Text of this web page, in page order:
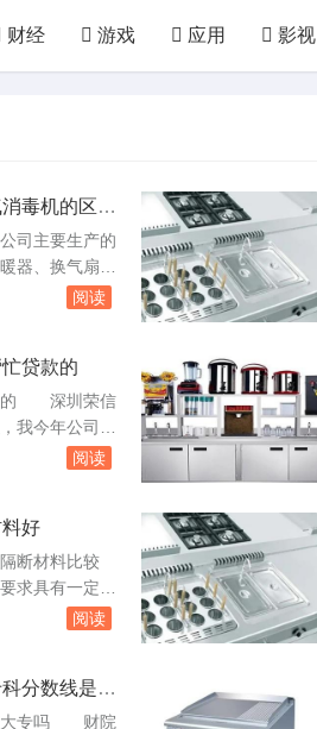
财经 游戏 应用 影视
毒机的区别
主要生产的
器、换气扇、
器、消毒机、
果您打算购买
您前往正规渠
并根据自己的
普KCW380S
阅读
贷款的
的 深圳荣信
我今年公司资
物也借到了.
力。此外，您
的汽车购买协
您需要提供身
证明、收入证
阅读
好
断材料比较
具有一定隔
况：1、是用
第1种情况，
+填充隔音棉
阅读
分数线是多
解具体一些
大专吗 财院